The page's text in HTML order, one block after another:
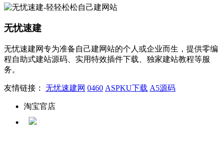
无忧速建
无忧速建网专为准备自己建网站的个人或企业而生，提供零编
程自助式建站源码、实用特效插件下载、独家建站教程等服
务。
友情链接： 无忧速建网 0460 ASPKU下载 A5源码
淘宝官店